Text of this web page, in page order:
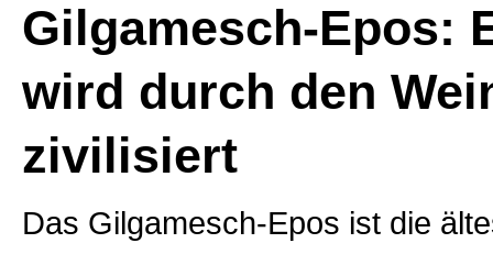
Gilgamesch-Epos:
wird durch den
zivilisiert
Das Gilgamesch-Epos ist die